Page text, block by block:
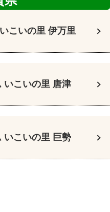
いこいの里 伊万里
いこいの里 唐津
いこいの里 巨勢